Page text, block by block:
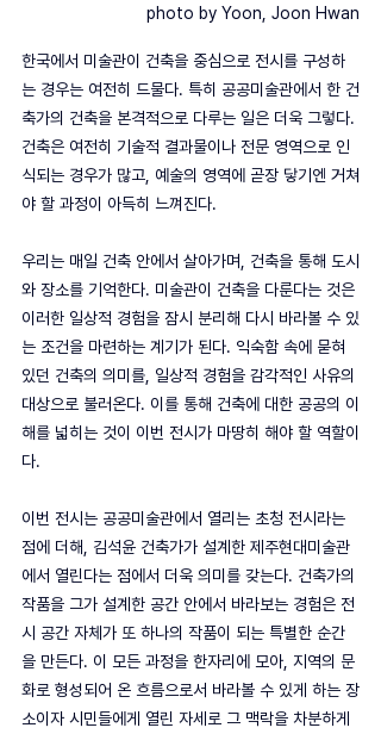
photo by Yoon, Joon Hwan
한국에서 미술관이 건축을 중심으로 전시를 구성하
는 경우는 여전히 드물다. 특히 공공미술관에서 한 건
축가의 건축을 본격적으로 다루는 일은 더욱 그렇다.
건축은 여전히 기술적 결과물이나 전문 영역으로 인
식되는 경우가 많고, 예술의 영역에 곧장 닿기엔 거쳐
야 할 과정이 아득히 느껴진다.
우리는 매일 건축 안에서 살아가며, 건축을 통해 도시
와 장소를 기억한다. 미술관이 건축을 다룬다는 것은
이러한 일상적 경험을 잠시 분리해 다시 바라볼 수 있
는 조건을 마련하는 계기가 된다. 익숙함 속에 묻혀
있던 건축의 의미를, 일상적 경험을 감각적인 사유의
대상으로 불러온다. 이를 통해 건축에 대한 공공의 이
해를 넓히는 것이 이번 전시가 마땅히 해야 할 역할이
다.
이번 전시는 공공미술관에서 열리는 초청 전시라는
점에 더해, 김석윤 건축가가 설계한 제주현대미술관
에서 열린다는 점에서 더욱 의미를 갖는다. 건축가의
작품을 그가 설계한 공간 안에서 바라보는 경험은 전
시 공간 자체가 또 하나의 작품이 되는 특별한 순간
을 만든다. 이 모든 과정을 한자리에 모아, 지역의 문
화로 형성되어 온 흐름으로서 바라볼 수 있게 하는 장
소이자 시민들에게 열린 자세로 그 맥락을 차분하게